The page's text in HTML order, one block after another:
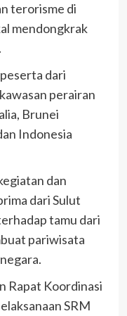
terorisme di
mendongkrak
dari
perairan
Brunei
Indonesia
dan
dari Sulut
tamu dari
pariwisata
Rapat Koordinasi
SRM